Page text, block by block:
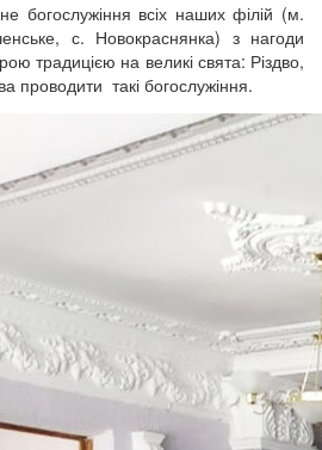
богослужіння всіх наших філій (м.
с. Новокраснянка) з нагоди
традицією на великі свята: Різдво,
проводити такі богослужіння.